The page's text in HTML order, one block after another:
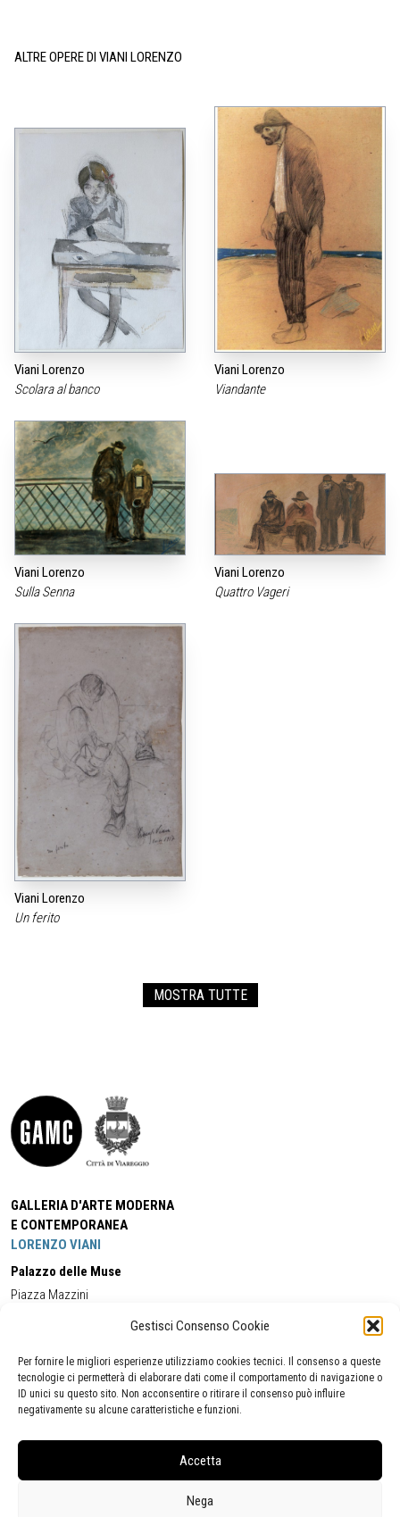
Gestisci Consenso Cookie
Per fornire le migliori esperienze utilizziamo cookies tecnici. Il consenso a queste
tecnologie ci permetterà di elaborare dati come il comportamento di navigazione o
ID unici su questo sito. Non acconsentire o ritirare il consenso può influire
negativamente su alcune caratteristiche e funzioni.
Accetta
Nega
ALTRE OPERE DI VIANI LORENZO
Viani Lorenzo
Scolara al banco
Viani Lorenzo
Viandante
Viani Lorenzo
Sulla Senna
Viani Lorenzo
Quattro Vageri
Viani Lorenzo
Un ferito
MOSTRA TUTTE
GALLERIA D'ARTE MODERNA
E CONTEMPORANEA
LORENZO VIANI
Palazzo delle Muse
Piazza Mazzini
Cell:+39 338 5714978 (orario apertura Galleria)
Tel:
+39 0584 944580
(orario 09.00/13.00)
Email:gamc@comune.viareggio.lu.it
Segnalazione di inaccessibilità